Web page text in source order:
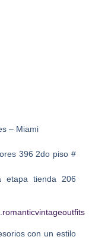
– Miami
396 2do piso #
etapa tienda 206
con un estilo